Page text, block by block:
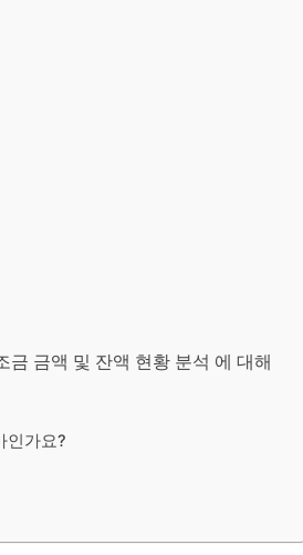
금액 및 잔액 현황 분석 에 대해
인가요?